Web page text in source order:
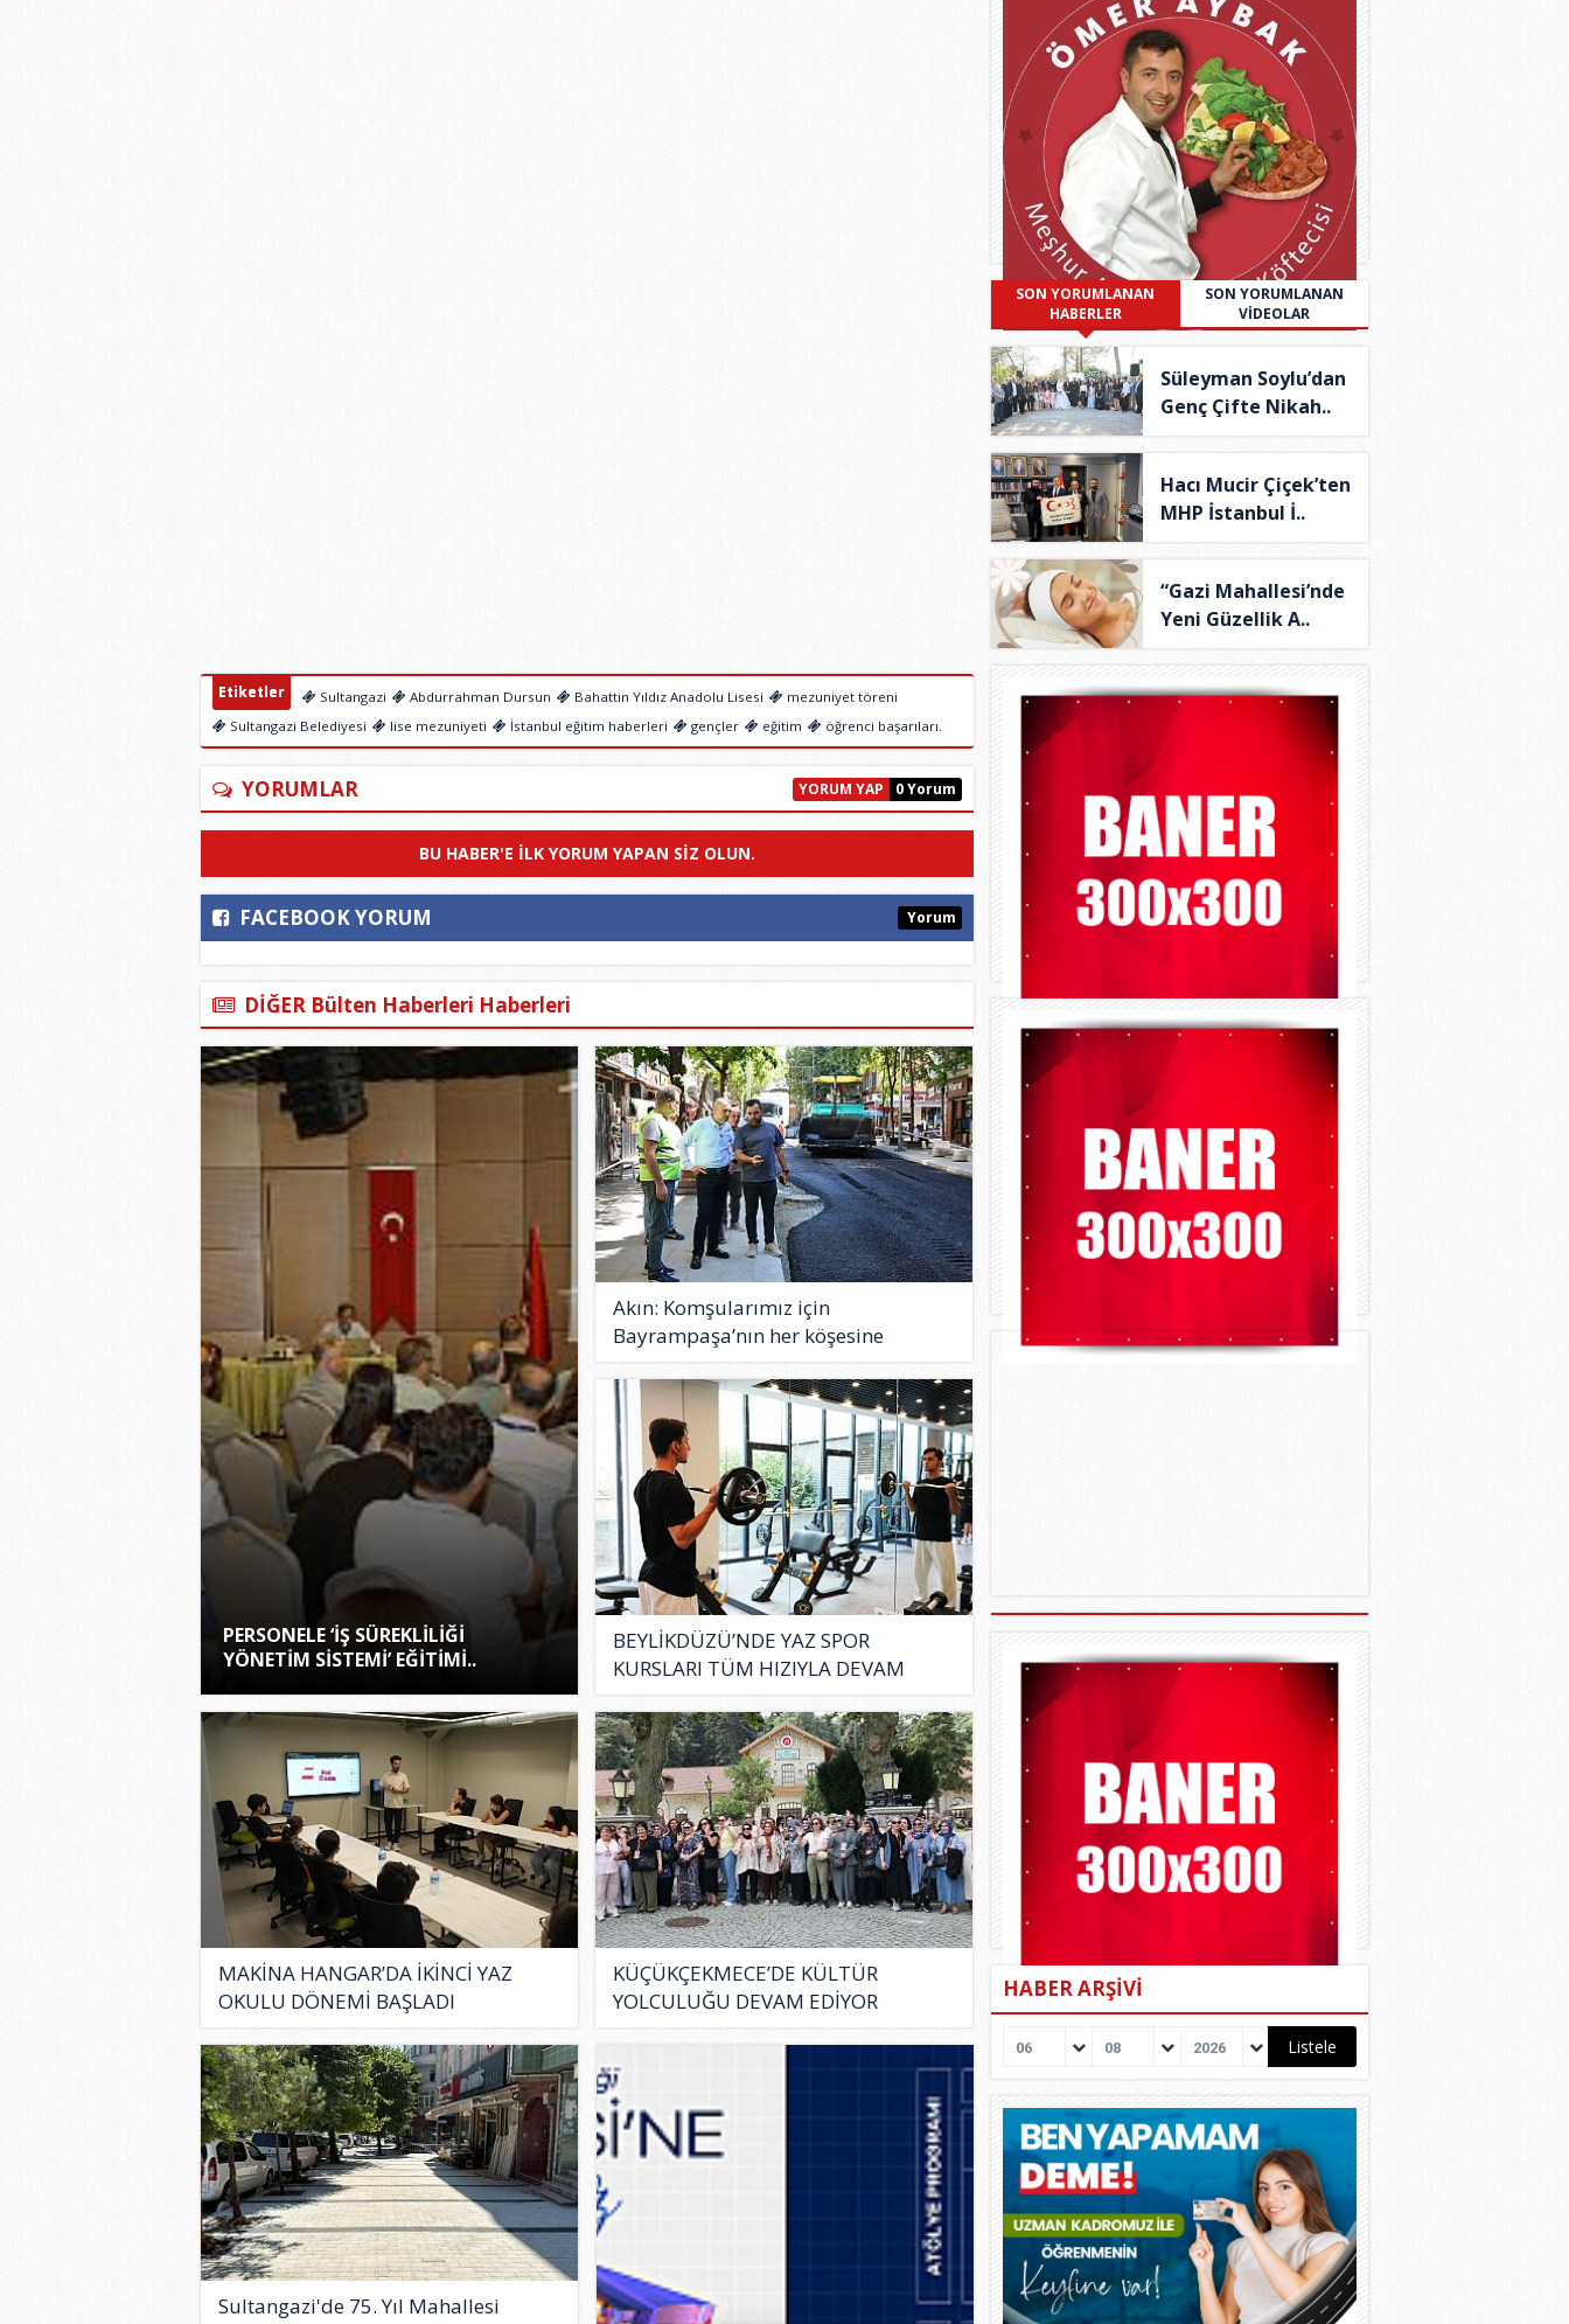
Etiketler Sultangazi Abdurrahman Dursun Bahattin Yıldız Anadolu Lisesi
mezuniyet töreni
Sultangazi Belediyesi
lise mezuniyeti İstanbul eğitim haberleri gençler eğitim öğrenci başarıları.
YORUMLAR 0 Yorum
YORUM YAP
BU HABER'E ILK YORUM YAPAN SIZ OLUN.
FACEBOOK YORUM Yorum
DİĞER Bülten Haberleri Haberleri
PERSONELE ‘İŞ SÜREKLİLİĞİ
YÖNETİM SİSTEMİ’ EĞİTİMİ..
Akın: Komşularımız için
Bayrampaşa’nın her köşesine
dokunuyo..
BEYLİKDÜZÜ’NDE YAZ SPOR
KURSLARI TÜM HIZIYLA DEVAM
EDİYOR..
MAKİNA HANGAR’DA İKİNCİ YAZ
OKULU DÖNEMİ BAŞLADI
KÜÇÜKÇEKMECE’DE KÜLTÜR
YOLCULUĞU DEVAM EDİYOR
Sultangazi'de 75. Yıl Mahallesi
SON YORUMLANAN
HABERLER
SON YORUMLANAN
VİDEOLAR
Süleyman Soylu’dan
Genç Çifte Nikah..
Hacı Mucir Çiçek’ten
MHP İstanbul İ..
“Gazi Mahallesi’nde
Yeni Güzellik A..
HABER ARŞİVİ
06 08 2026